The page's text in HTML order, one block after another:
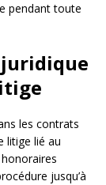
pendant toute
les contrats
litige lié au
jusqu’à